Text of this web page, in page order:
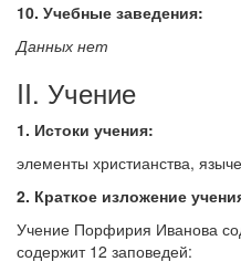
10. Учебные заведения:
Данных нет
II. Учение
1. Истоки учения:
элементы христианства,
2. Краткое изложение
Учение Порфирия Иванова
содержит 12 заповедей: